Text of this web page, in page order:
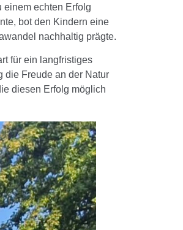
einem echten Erfolg
bot den Kindern eine
nachhaltig prägte.
für ein langfristiges
die Freude an der Natur
diesen Erfolg möglich